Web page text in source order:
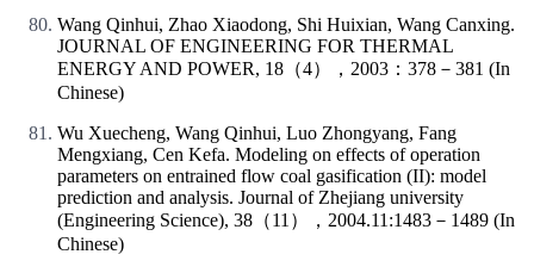
Wang Qinhui, Zhao Xiaodong, Shi Huixian, Wang Canxing.
JOURNAL OF ENGINEERING FOR THERMAL
ENERGY AND POWER, 18（4），2003：378－381 (In
Chinese)
Wu Xuecheng, Wang Qinhui, Luo Zhongyang, Fang
Mengxiang, Cen Kefa. Modeling on effects of operation
parameters on entrained flow coal gasification (II): model
prediction and analysis. Journal of Zhejiang university
(Engineering Science), 38（11），2004.11:1483－1489 (In
Chinese)